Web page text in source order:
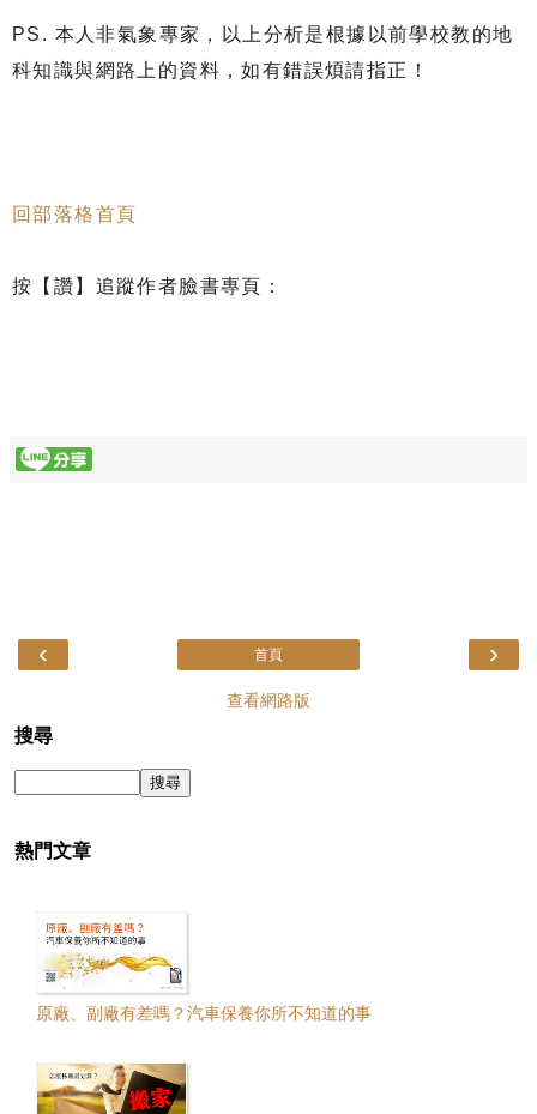
PS. 本人非氣象專家，以上分析是根據以前學校教的地
科知識與網路上的資料，如有錯誤煩請指正！
回部落格首頁
按【讚】追蹤作者臉書專頁：
‹ ›
首頁
查看網路版
搜尋
熱門文章
原廠、副廠有差嗎？汽車保養你所不知道的事